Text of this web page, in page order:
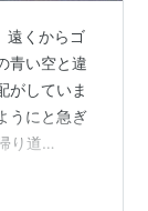
遠くからゴ
青い空と違
がしていま
うにと急ぎ
り道
＞